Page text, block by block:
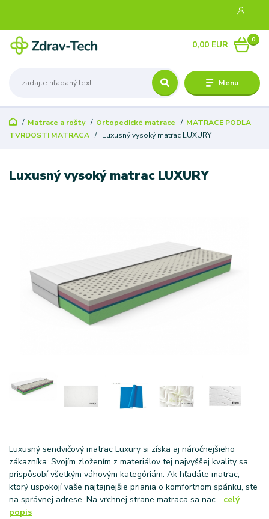
Menu
0
0,00 EUR
Matrace a rošty Ortopedické matrace
MATRACE PODĽA
TVRDOSTI MATRACA
Luxusný vysoký matrac LUXURY
Luxusný vysoký matrac LUXURY
Luxusný sendvičový matrac Luxury si získa aj náročnejšieho
zákazníka. Svojím zložením z materiálov tej najvyššej kvality sa
prispôsobí všetkým váhovým kategóriám. Ak hľadáte matrac,
ktorý uspokojí vaše najtajnejšie priania o komfortnom spánku, ste
na správnej adrese. Na vrchnej strane matraca sa nac... celý
popis